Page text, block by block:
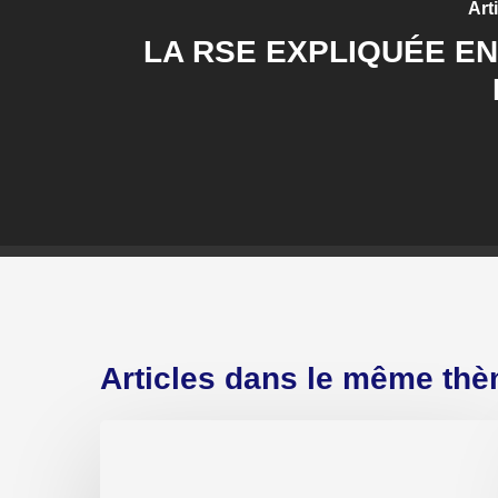
LA RSE EXPLIQUÉE
Articles dans le même